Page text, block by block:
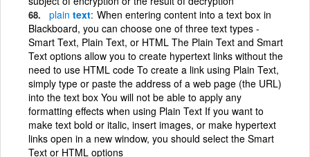
plain text When entering content into a text box in
Blackboard, you can choose one of three text types -
Smart Text, Plain Text, or HTML The Plain Text and Smart
Text options allow you to create hypertext links without the
need to use HTML code To create a link using Plain Text,
simply type or paste the address of a web page (the URL)
into the text box You will not be able to apply any
formatting effects when using Plain Text If you want to
make text bold or italic, insert images, or make hypertext
links open in a new window, you should select the Smart
Text or HTML options